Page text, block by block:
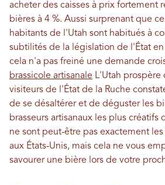
acheter des caisses à prix fortement
bières à 4 %. Aussi surprenant que
habitants de l'Utah sont habitués à
subtilités de la législation de l'État
cela n'a pas freiné une demande
brassicole artisanale L'Utah prospère
visiteurs de l'État de la Ruche
de se désaltérer et de déguster les
brasseurs artisanaux les plus créatifs
ne sont peut-être pas exactement
aux États-Unis, mais cela ne vous
savourer une bière lors de votre